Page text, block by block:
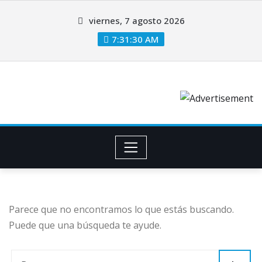
viernes, 7 agosto 2026
7:31:30 AM
Parece que no encontramos lo que estás buscando.
Puede que una búsqueda te ayude.